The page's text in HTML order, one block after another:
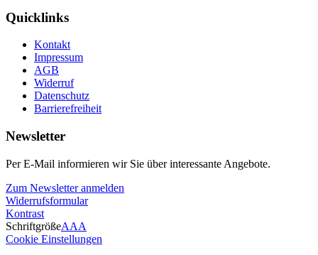
Quicklinks
Kontakt
Impressum
AGB
Widerruf
Datenschutz
Barrierefreiheit
Newsletter
Per E-Mail informieren wir Sie über interessante Angebote.
Zum Newsletter anmelden
Widerrufsformular
Kontrast
SchriftgrößeAAA
Cookie Einstellungen